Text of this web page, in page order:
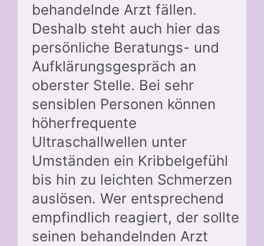
behandelnde Arzt fällen.
Deshalb steht auch hier das
persönliche Beratungs- und
Aufklärungsgespräch an
oberster Stelle. Bei sehr
sensiblen Personen können
höherfrequente
Ultraschallwellen unter
Umständen ein Kribbelgefühl
bis hin zu leichten Schmerzen
auslösen. Wer entsprechend
empfindlich reagiert, der sollte
seinen behandelnden Arzt